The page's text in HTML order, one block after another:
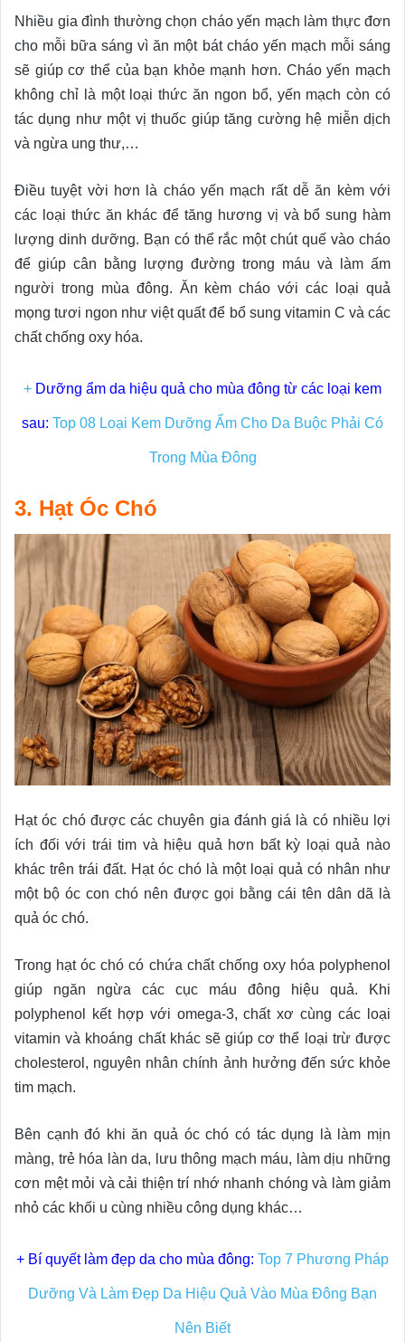
Nhiều gia đình thường chọn cháo yến mạch làm thực đơn
cho mỗi bữa sáng vì ăn một bát cháo yến mạch mỗi sáng
sẽ giúp cơ thể của bạn khỏe mạnh hơn. Cháo yến mạch
không chỉ là một loại thức ăn ngon bổ, yến mạch còn có
tác dụng như một vị thuốc giúp tăng cường hệ miễn dịch
và ngừa ung thư,…
Điều tuyệt vời hơn là cháo yến mạch rất dễ ăn kèm với
các loại thức ăn khác để tăng hương vị và bổ sung hàm
lượng dinh dưỡng. Bạn có thể rắc một chút quế vào cháo
để giúp cân bằng lượng đường trong máu và làm ấm
người trong mùa đông. Ăn kèm cháo với các loại quả
mọng tươi ngon như việt quất để bổ sung vitamin C và các
chất chống oxy hóa.
+ Dưỡng ẩm da hiệu quả cho mùa đông từ các loại kem
sau: Top 08 Loại Kem Dưỡng Ẩm Cho Da Buộc Phải Có
Trong Mùa Đông
3. Hạt Óc Chó
Hạt óc chó được các chuyên gia đánh giá là có nhiều lợi
ích đối với trái tim và hiệu quả hơn bất kỳ loại quả nào
khác trên trái đất. Hạt óc chó là một loại quả có nhân như
một bộ óc con chó nên được gọi bằng cái tên dân dã là
quả óc chó.
Trong hạt óc chó có chứa chất chống oxy hóa polyphenol
giúp ngăn ngừa các cục máu đông hiệu quả. Khi
polyphenol kết hợp với omega-3, chất xơ cùng các loại
vitamin và khoáng chất khác sẽ giúp cơ thể loại trừ được
cholesterol, nguyên nhân chính ảnh hưởng đến sức khỏe
tim mạch.
Bên cạnh đó khi ăn quả óc chó có tác dụng là làm mịn
màng, trẻ hóa làn da, lưu thông mạch máu, làm dịu những
cơn mệt mỏi và cải thiện trí nhớ nhanh chóng và làm giảm
nhỏ các khối u cùng nhiều công dụng khác…
+ Bí quyết làm đẹp da cho mùa đông: Top 7 Phương Pháp
Dưỡng Và Làm Đẹp Da Hiệu Quả Vào Mùa Đông Bạn
Nên Biết